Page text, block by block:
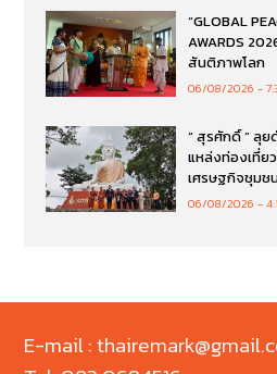
“GLOBAL
AWARDS
สันติภาพโลก
06/08/2026
“ สุรศักดิ์ ” ลุย
แหล่งท่องเที่ย
เศรษฐกิจชุมช
06/08/2026
E-mail :